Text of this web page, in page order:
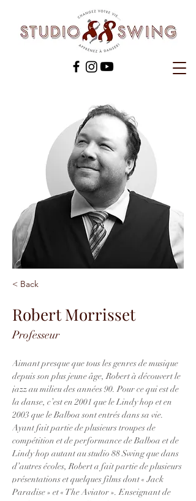
< Back
Robert Morrisset
Professeur
Aimant presque que tous les genres de musique
depuis son plus jeune âge, Robert à découvert le
jazz au milieu des années 90. Pour ce qui est de
la danse, c’est en 2001 que le Lindy hop et en
2003 que le Balboa sont entrés dans sa vie.
Ayant fait partie de plusieurs troupes de
compétition et de performance de Balboa et de
Lindy hop autant au studio 88 Swing que dans
d’autres écoles, Robert a fait partie de plusieurs
présentations et quelques films dont « Jack
Paradise » et « The Aviator ». Enseignant de